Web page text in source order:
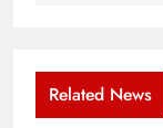
Related News